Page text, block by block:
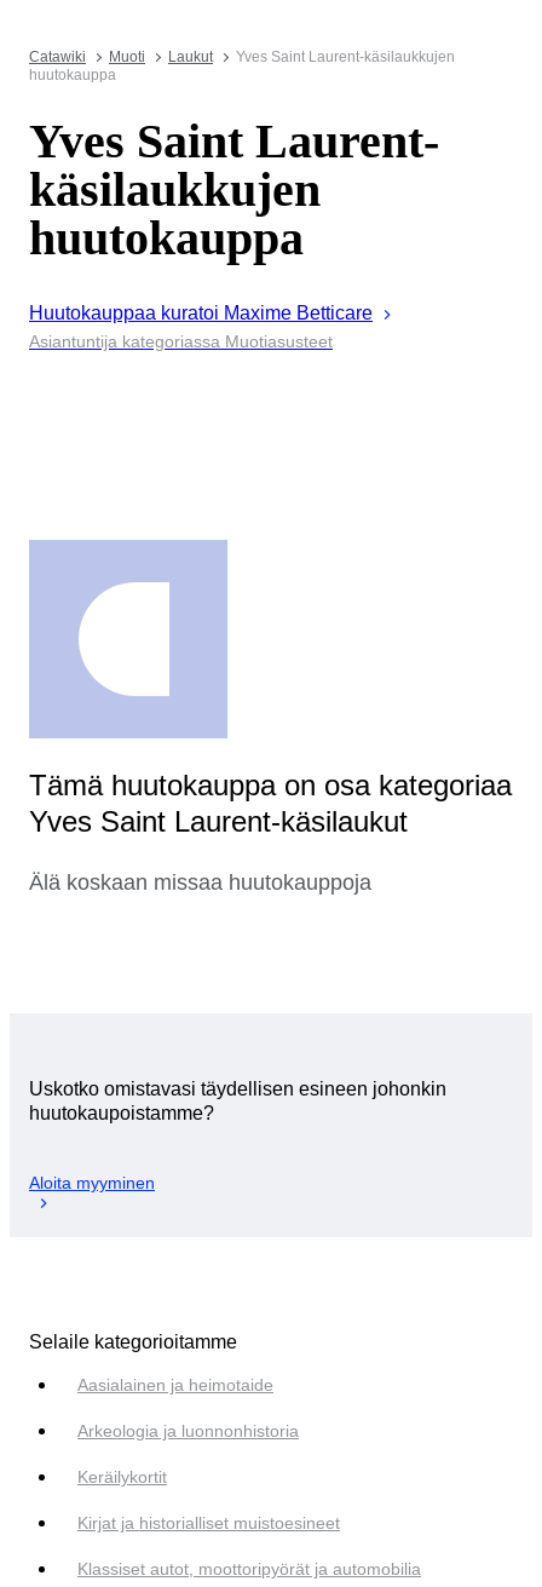
Catawiki Muoti Laukut
Yves Saint Laurent-käsilaukkujen
huutokauppa
Yves Saint Laurent-
käsilaukkujen
huutokauppa
Huutokauppaa kuratoi Maxime Betticare
Asiantuntija kategoriassa Muotiasusteet
Tämä huutokauppa on osa kategoriaa
Yves Saint Laurent-käsilaukut
Älä koskaan missaa huutokauppoja
Uskotko omistavasi täydellisen esineen johonkin
huutokaupoistamme?
Aloita myyminen
Selaile kategorioitamme
Aasialainen ja heimotaide
Arkeologia ja luonnonhistoria
Keräilykortit
Kirjat ja historialliset muistoesineet
Klassiset autot, moottoripyörät ja automobilia